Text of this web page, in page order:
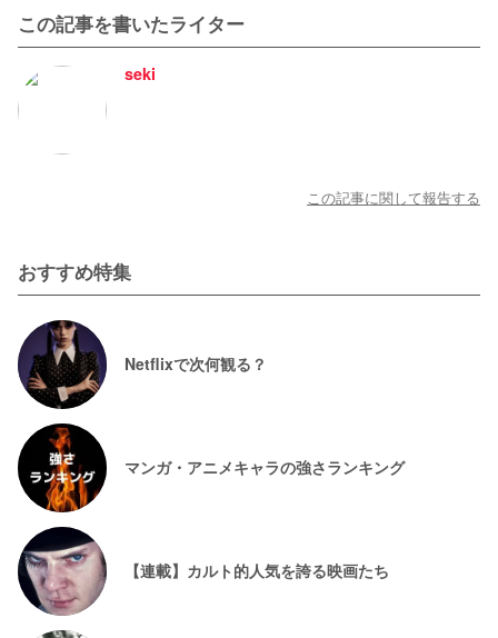
この記事を書いたライター
seki
この記事に関して報告する
おすすめ特集
Netflixで次何観る？
マンガ・アニメキャラの強さランキング
【連載】カルト的人気を誇る映画たち